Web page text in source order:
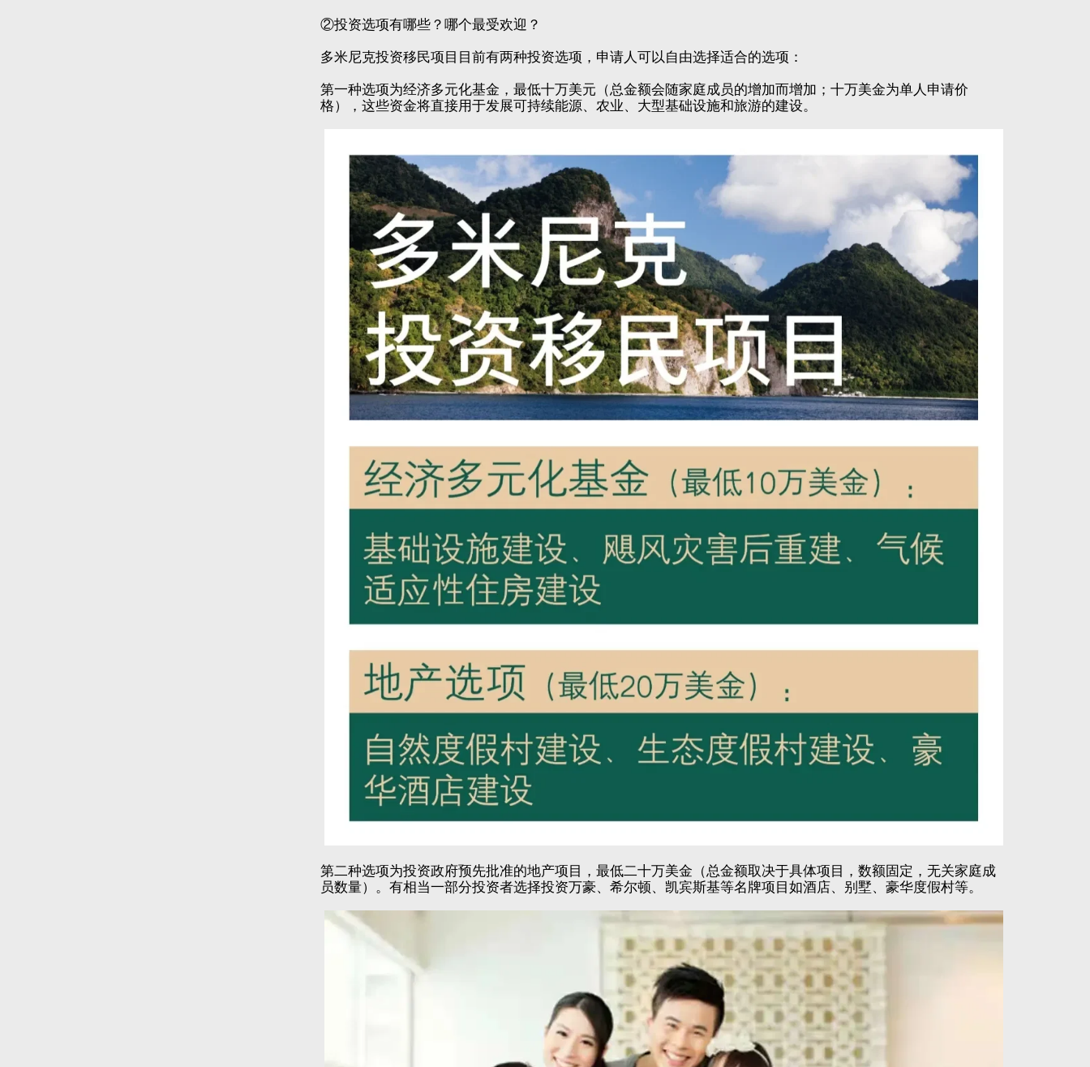
②投资选项有哪些？哪个最受欢迎？
多米尼克投资移民项目目前有两种投资选项，申请人可以自由选择适合的选项：
第一种选项为经济多元化基金，最低十万美元（总金额会随家庭成员的增加而增加；十万美金为单人申请价
格），这些资金将直接用于发展可持续能源、农业、大型基础设施和旅游的建设。
第二种选项为投资政府预先批准的地产项目，最低二十万美金（总金额取决于具体项目，数额固定，无关家庭成
员数量）。有相当一部分投资者选择投资万豪、希尔顿、凯宾斯基等名牌项目如酒店、别墅、豪华度假村等。